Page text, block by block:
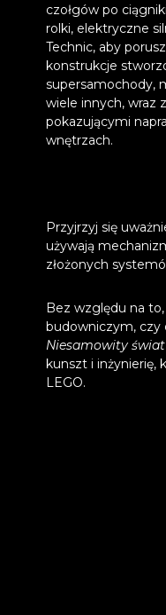
czołgów po
rolki, elektryczne
Technic, aby
konstrukcje
supersamochody,
wiele innych, wraz
pokazującymi
wnętrzach.
Przyjrzyj się
używają
złożonych
Bez względu na
budowniczym, czy
Niesamowity świat
kunszt i inżynierię,
LEGO.